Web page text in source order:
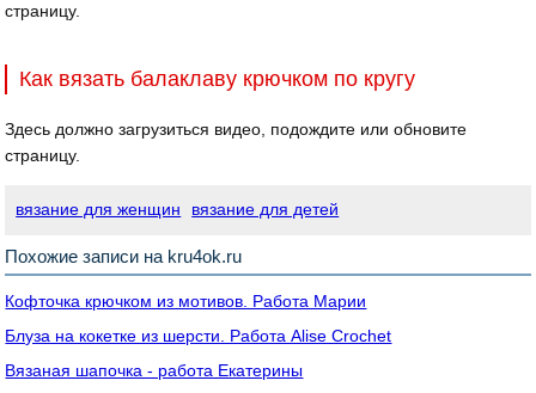
страницу.
Как вязать балаклаву крючком по кругу
Здесь должно загрузиться видео, подождите или обновите
страницу.
вязание для женщин вязание для детей
Похожие записи на kru4ok.ru
Кофточка крючком из мотивов. Работа Марии
Блуза на кокетке из шерсти. Работа Alise Crochet
Вязаная шапочка - работа Екатерины